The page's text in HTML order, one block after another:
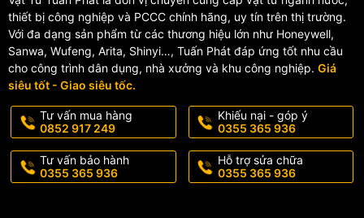
thiết bị công nghiệp và PCCC chính hãng, uy tín trên thị trường.
Với đa dạng sản phẩm từ các thương hiệu lớn như Honeywell,
Sanwa, Wufeng, Arita, Shinyi…, Tuấn Phát đáp ứng tốt nhu cầu
cho công trình dân dụng, nhà xưởng và khu công nghiệp. Giá
siêu tốt - Giao siêu tốc.
Tư vấn mua hàng
0852 917 249
Khiếu nại - góp ý
0355 365 936
Tư vấn bảo hành
0355 365 936
Hỗ trợ sửa chữa
0355 365 936